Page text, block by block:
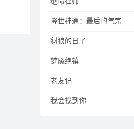
绝命律师
降世神通：最后的气宗
豺狼的日子
梦魇绝镇
老友记
我会找到你